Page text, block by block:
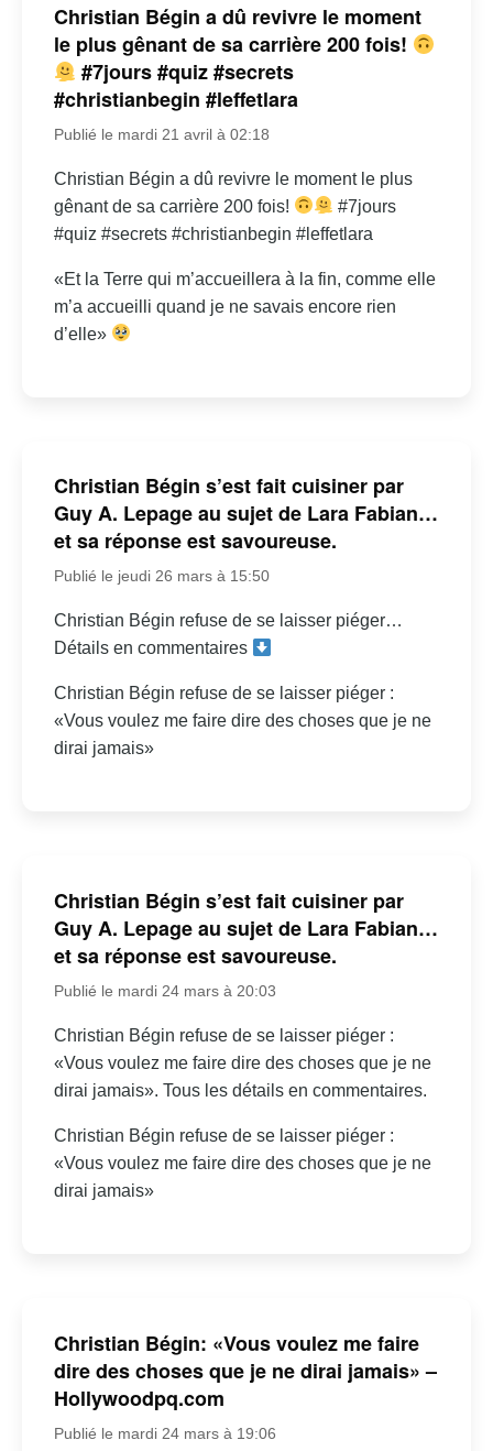
Christian Bégin a dû revivre le moment
le plus gênant de sa carrière 200 fois!
#7jours #quiz #secrets
#christianbegin #leffetlara
Publié le mardi 21 avril à 02:18
Christian Bégin a dû revivre le moment le plus
gênant de sa carrière 200 fois!
#7jours
#quiz #secrets #christianbegin #leffetlara
«Et la Terre qui m’accueillera à la fin, comme elle
m’a accueilli quand je ne savais encore rien
d’elle»
Christian Bégin s’est fait cuisiner par
Guy A. Lepage au sujet de Lara Fabian…
et sa réponse est savoureuse.
Publié le jeudi 26 mars à 15:50
Christian Bégin refuse de se laisser piéger…
Détails en commentaires
Christian Bégin refuse de se laisser piéger :
«Vous voulez me faire dire des choses que je ne
dirai jamais»
Christian Bégin s’est fait cuisiner par
Guy A. Lepage au sujet de Lara Fabian…
et sa réponse est savoureuse.
Publié le mardi 24 mars à 20:03
Christian Bégin refuse de se laisser piéger :
«Vous voulez me faire dire des choses que je ne
dirai jamais». Tous les détails en commentaires.
Christian Bégin refuse de se laisser piéger :
«Vous voulez me faire dire des choses que je ne
dirai jamais»
Christian Bégin: «Vous voulez me faire
dire des choses que je ne dirai jamais» –
Hollywoodpq.com
Publié le mardi 24 mars à 19:06